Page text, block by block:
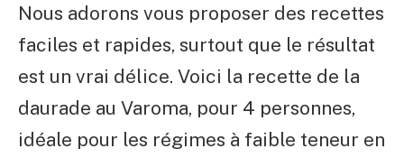
Nous adorons vous proposer des recettes
faciles et rapides, surtout que le résultat
est un vrai délice. Voici la recette de la
daurade au Varoma, pour 4 personnes,
idéale pour les régimes à faible teneur en